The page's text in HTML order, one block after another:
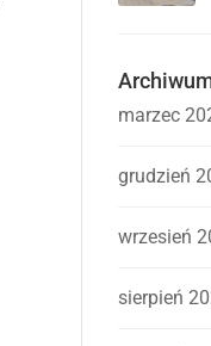
marzec
grudzień
wrzesień
sierpień